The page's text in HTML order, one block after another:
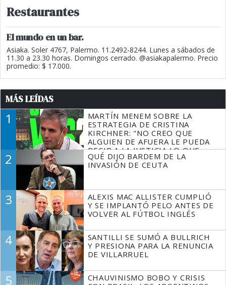
Restaurantes
El mundo en un bar.
Asiaka. Soler 4767, Palermo. 11.2492-8244. Lunes a sábados de
11.30 a 23.30 horas. Domingos cerrado. @asiakapalermo. Precio
promedio: $ 17.000.
MÁS LEÍDAS
1
MARTÍN MENEM SOBRE LA
ESTRATEGIA DE CRISTINA
KIRCHNER: "NO CREO QUE
ALGUIEN DE AFUERA LE PUEDA
DECIR A LA JUSTICIA LO QUE
TIENE QUE HACER"
2
QUÉ DIJO BARDEM DE LA
INVASIÓN DE CEUTA
3
ALEXIS MAC ALLISTER CUMPLIÓ
Y SE IMPLANTÓ PELO ANTES DE
VOLVER AL FÚTBOL INGLÉS
4
SANTILLI SE SUMÓ A BULLRICH
Y PRESIONA PARA LA RENUNCIA
DE VILLARRUEL
5
CHAUVINISMO BOBO Y CRISIS